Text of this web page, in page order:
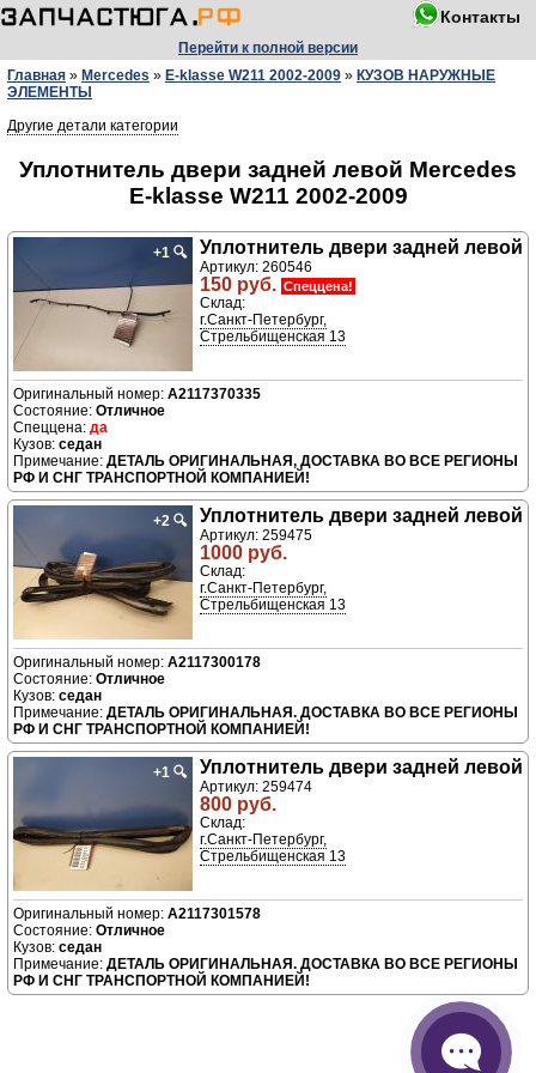
Контакты
Перейти к полной версии
Главная » Mercedes » E-klasse W211 2002-2009 » КУЗОВ НАРУЖНЫЕ
ЭЛЕМЕНТЫ
Другие детали категории
Уплотнитель двери задней левой Mercedes
E-klasse W211 2002-2009
+1 🔍 Уплотнитель двери задней левой
Артикул: 260546
150 руб. Спеццена!
Склад:
г.Санкт-Петербург,
Стрельбищенская 13
A2117370335
Отличное
да
седан
ДЕТАЛЬ ОРИГИНАЛЬНАЯ, ДОСТАВКА ВО ВСЕ РЕГИОНЫ
РФ И СНГ ТРАНСПОРТНОЙ КОМПАНИЕЙ!
+2 🔍 Уплотнитель двери задней левой
Артикул: 259475
1000 руб.
Склад:
г.Санкт-Петербург,
Стрельбищенская 13
A2117300178
Отличное
седан
ДЕТАЛЬ ОРИГИНАЛЬНАЯ. ДОСТАВКА ВО ВСЕ РЕГИОНЫ
РФ И СНГ ТРАНСПОРТНОЙ КОМПАНИЕЙ!
+1 🔍 Уплотнитель двери задней левой
Артикул: 259474
800 руб.
Склад:
г.Санкт-Петербург,
Стрельбищенская 13
A2117301578
Отличное
седан
ДЕТАЛЬ ОРИГИНАЛЬНАЯ. ДОСТАВКА ВО ВСЕ РЕГИОНЫ
РФ И СНГ ТРАНСПОРТНОЙ КОМПАНИЕЙ!